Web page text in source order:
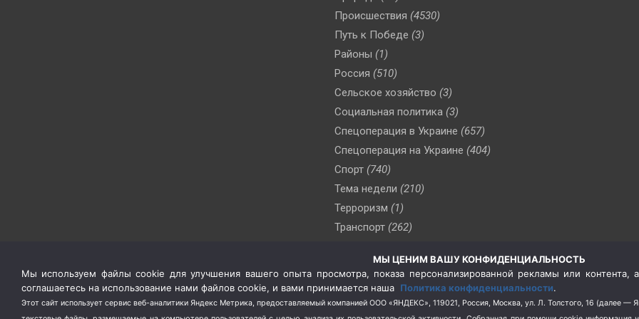
Происшествия (4530)
Путь к Победе (3)
Районы (1)
Россия (510)
Сельское хозяйство (3)
Социальная политика (3)
Спецоперация в Украине (657)
Спецоперация на Украине (404)
Спорт (740)
Тема недели (210)
Терроризм (1)
Транспорт (262)
(76)
Цены (2)
Школа и спорт (2)
МЫ ЦЕНИМ ВАШУ КОНФИДЕНЦИАЛЬНОСТЬ
Мы используем файлы cookie для улучшения вашего опыта просмотра, показа персонализированной рекламы или
соглашаетесь на использование нами файлов cookie, и вами принимается наша Политика конфиденциальности.
Этот сайт использует сервис веб-аналитики Яндекс Метрика, предоставляемый компанией ООО «ЯНДЕКС», 119021, Россия, Москва, ул. Л. Толстого, 16 (далее